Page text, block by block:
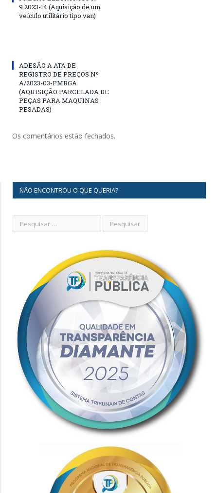
9.2023-14 (Aquisição de um
veículo utilitário tipo van)
ADESÃO A ATA DE
REGISTRO DE PREÇOS Nº
A/2023-03-PMBGA
(AQUISIÇÃO PARCELADA DE
PEÇAS PARA MAQUINAS
PESADAS)
Os comentários estão fechados.
NÃO ENCONTROU O QUE QUERIA?